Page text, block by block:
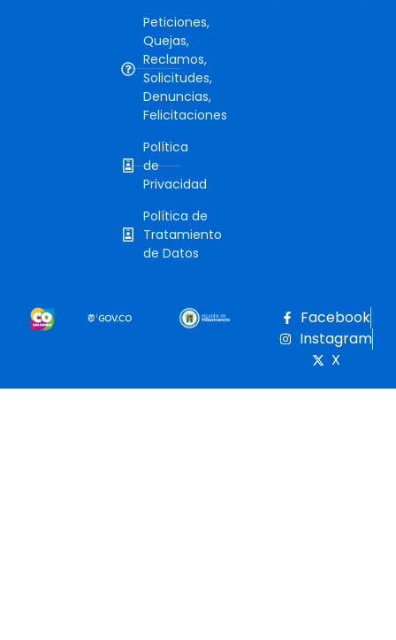
Peticiones,
Quejas,
Reclamos,
Solicitudes,
Denuncias,
Felicitaciones
Política
de
Privacidad
Política de
Tratamiento
de Datos
Facebook
Instagram
X